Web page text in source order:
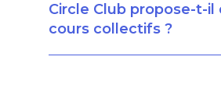
Circle Club propose-t-il
cours collectifs ?